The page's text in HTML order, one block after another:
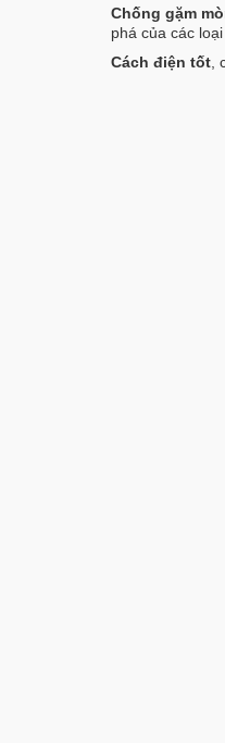
Chống gặm
phá của các loại
Cách điện tốt